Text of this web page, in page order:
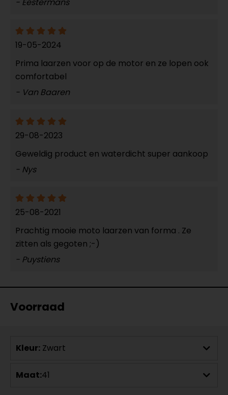
19-05-2024
Prima laarzen voor op de motor en ze lopen ook
comfortabel
- Van Baaren
29-08-2023
Geweldig product en waterdicht super aankoop
- Nys
25-08-2021
Prachtig mooie moto laarzen van forma . Ze
zitten als gegoten ;-)
- Puystiens
Voorraad
Kleur: Zwart
Maat:41